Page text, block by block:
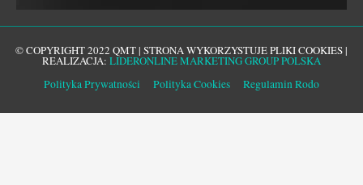
© COPYRIGHT 2022 QMT | STRONA WYKORZYSTUJE PLIKI COOKIES |
REALIZACJA: LIDERONLINE MARKETING GROUP POLSKA
Polityka Prywatności
Polityka Cookies Regulamin Rodo